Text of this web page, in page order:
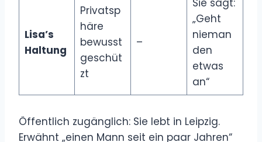
Lisa’s
Haltung
Privatsp
häre
bewusst
geschüt
zt
–
„Geht
nieman
den
etwas
an“
Öffentlich zugänglich: Sie lebt in Leipzig.
Erwähnt „einen Mann seit ein paar Jahren“